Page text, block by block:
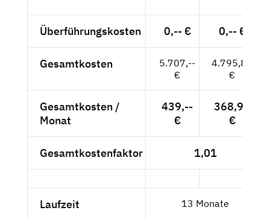
Überführungskosten 0,-- € 0,-- €
Gesamtkosten
5.707,--
€
4.795,80
€
Gesamtkosten /
Monat
439,--
€
368,91
€
Gesamtkostenfaktor 1,01
Laufzeit 13 Monate